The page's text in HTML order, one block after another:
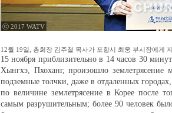
ⓒ 2017 WATV
12월 19일, 총회장 김주철 목사가 포항시 최웅 부시장에게
15 ноября приблизительно в 14 часов 30
Хынгхэ, Пхоханг, произошло землетрясение
подземные толчки, даже в отдаленных
по величине землетрясение в Корее после
самым разрушительным; более 90 человек